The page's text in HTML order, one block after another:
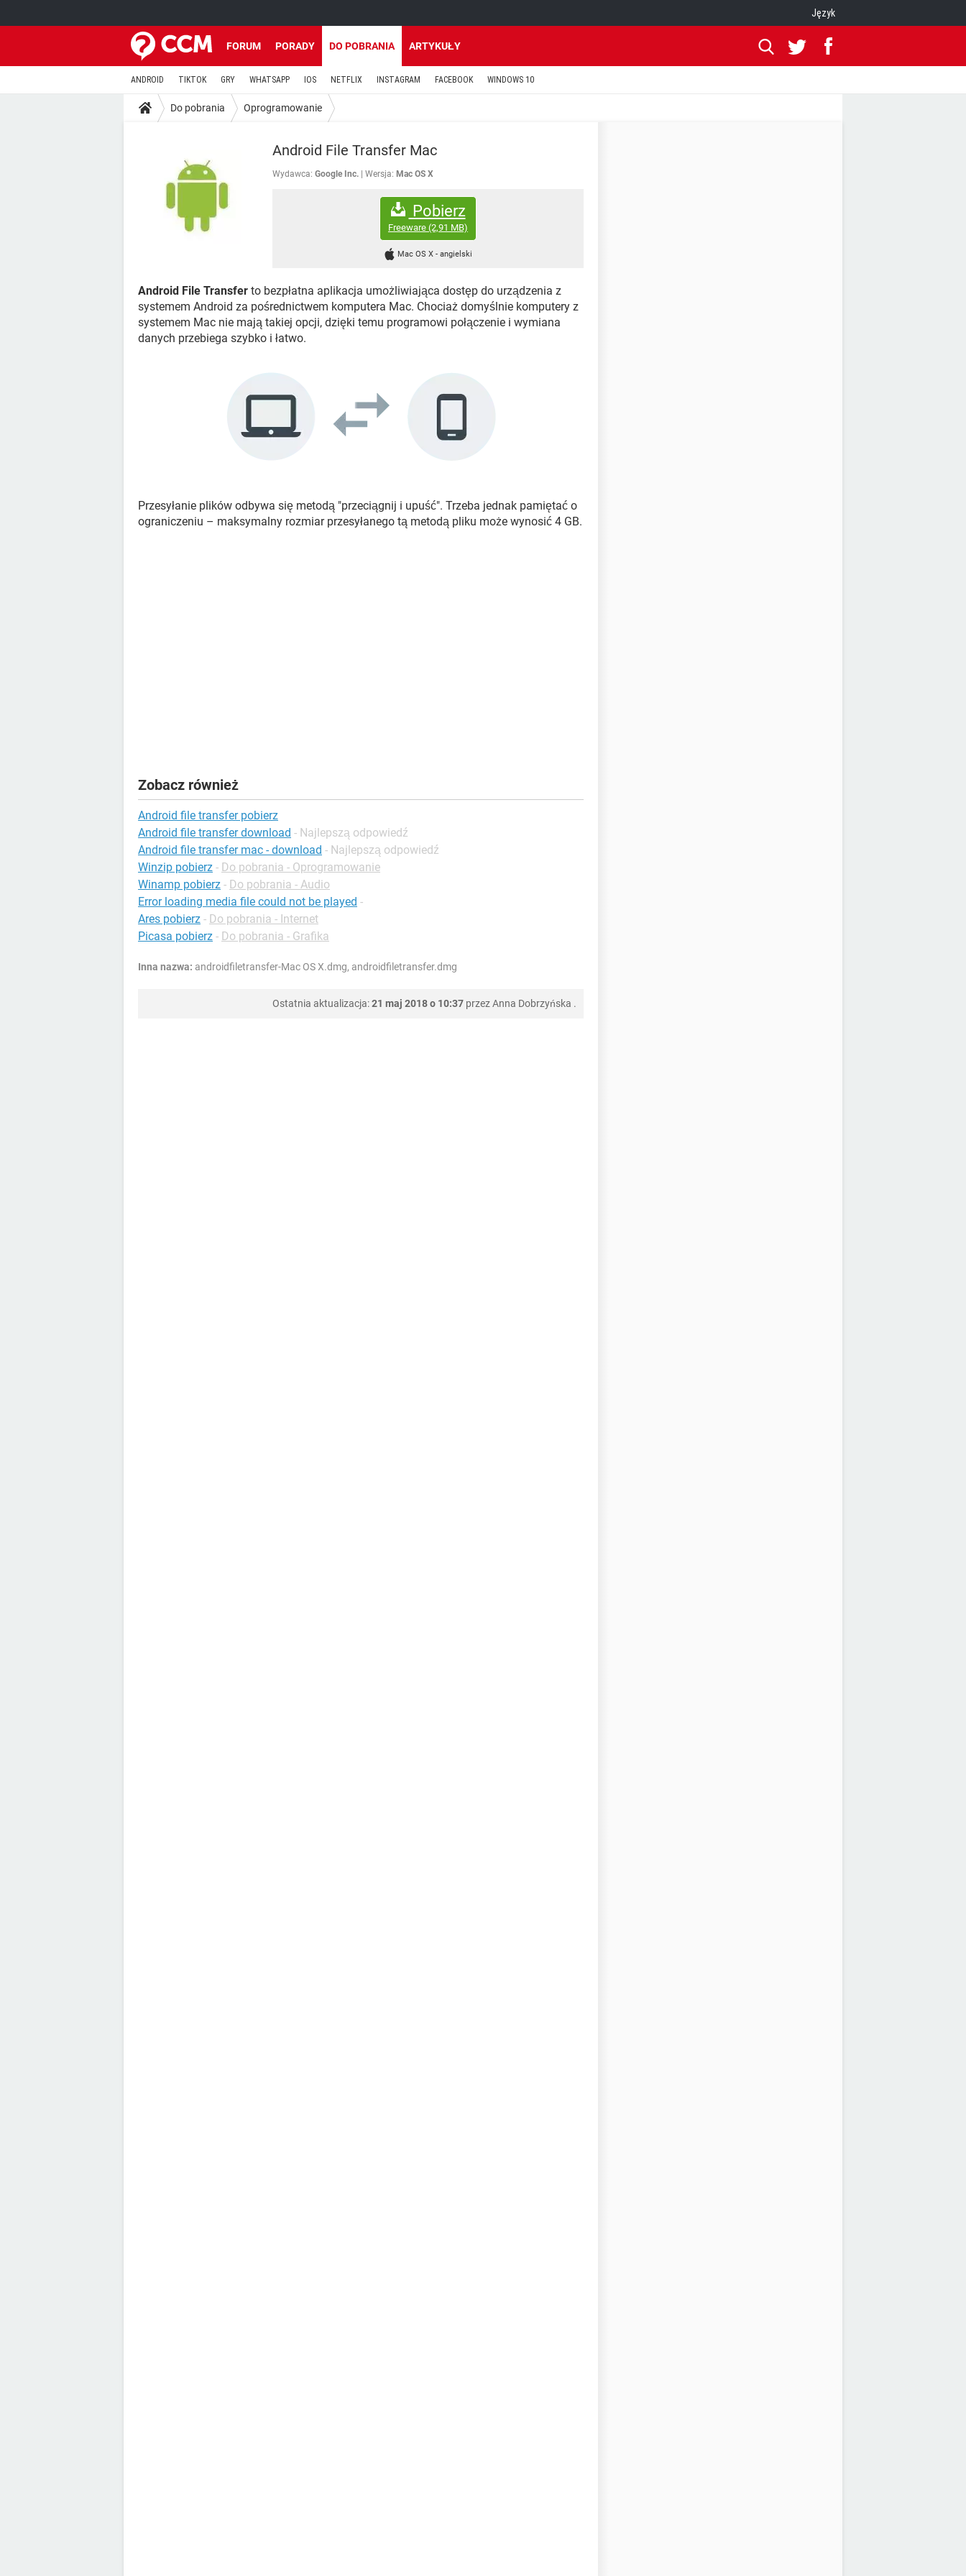
Język
FORUM PORADY DO POBRANIA ARTYKUŁY
ANDROID TIKTOK GRY WHATSAPP IOS NETFLIX INSTAGRAM FACEBOOK WINDOWS 10
Do pobrania Oprogramowanie
Android File Transfer Mac
Wydawca: Google Inc. Wersja: Mac OS X
Pobierz
Freeware (2,91 MB)
Mac OS X-angielski
Android File Transfer to bezpłatna aplikacja umożliwiająca dostęp do urządzenia z
systemem Android za pośrednictwem komputera Mac. Chociaż domyślnie komputery z
systemem Mac nie mają takiej opcji, dzięki temu programowi połączenie i wymiana
danych przebiega szybko i łatwo.
Przesyłanie plików odbywa się metodą "przeciągnij i upuść". Trzeba jednak pamiętać o
ograniczeniu – maksymalny rozmiar przesyłanego tą metodą pliku może wynosić 4 GB.
Zobacz również
Android file transfer pobierz
Android file transfer download - Najlepszą odpowiedź
Android file transfer mac - download - Najlepszą odpowiedź
Winzip pobierz - Do pobrania - Oprogramowanie
Winamp pobierz - Do pobrania - Audio
Error loading media file could not be played -
Ares pobierz - Do pobrania - Internet
Picasa pobierz - Do pobrania - Grafika
Inna nazwa: androidfiletransfer-Mac OS X.dmg, androidfiletransfer.dmg
Ostatnia aktualizacja:21 maj 2018 o 10:37 przezAnna Dobrzyńska .